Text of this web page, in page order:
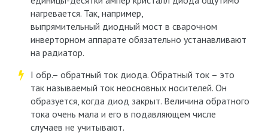
нагревается. Так, например,
выпрямительный диодный мост в сварочном
инверторном аппарате обязательно устанавливают
на радиатор.
I обр.– обратный ток диода. Обратный ток – это
так называемый ток неосновных носителей. Он
образуется, когда диод закрыт. Величина обратного
тока очень мала и его в подавляющем числе
случаев не учитывают.